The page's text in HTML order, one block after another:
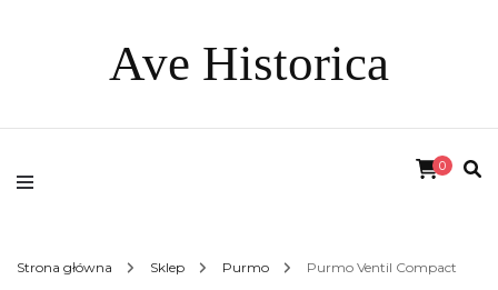
Ave Historica
0
Strona główna Sklep Purmo
Purmo Ventil Compact